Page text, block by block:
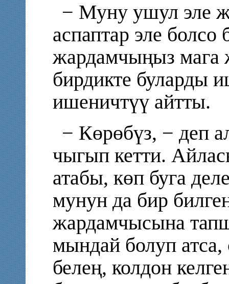
− Муну ушул эле
аспаптар эле болсо
жардамчыңыз мага
бирдикте буларды
ишеничтүү айтты.
− Көрөбүз, − деп
чыгып кетти.
атабы, көп буга
мунун да бир
жардамчысына
мындай болуп атса,
белең, колдон